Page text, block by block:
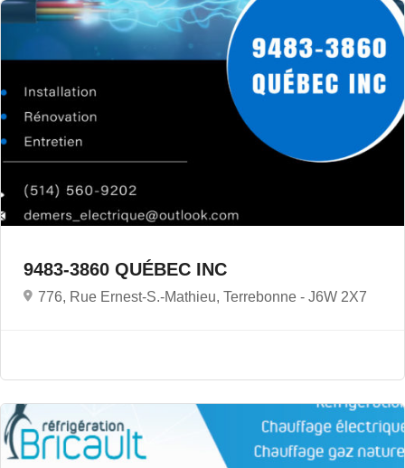
9483-3860 QUÉBEC INC
776, Rue Ernest-S.-Mathieu, Terrebonne - J6W 2X7